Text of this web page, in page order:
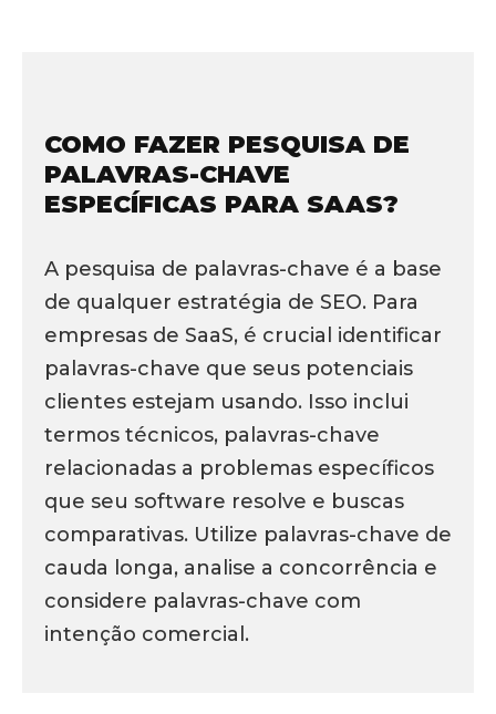
COMO FAZER PESQUISA DE
PALAVRAS-CHAVE
ESPECÍFICAS PARA SAAS?
A pesquisa de palavras-chave é a base
de qualquer estratégia de SEO. Para
empresas de SaaS, é crucial identificar
palavras-chave que seus potenciais
clientes estejam usando. Isso inclui
termos técnicos, palavras-chave
relacionadas a problemas específicos
que seu software resolve e buscas
comparativas. Utilize palavras-chave de
cauda longa, analise a concorrência e
considere palavras-chave com
intenção comercial.